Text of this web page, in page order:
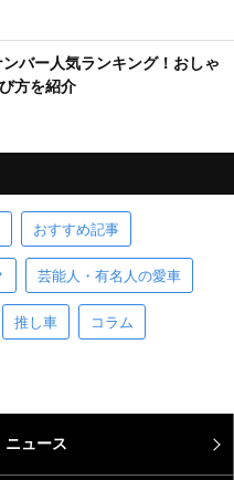
ンバー人気ランキング！おしゃ
方を紹介
おすすめ記事
芸能人・有名人の愛車
推し車 コラム
ニュース